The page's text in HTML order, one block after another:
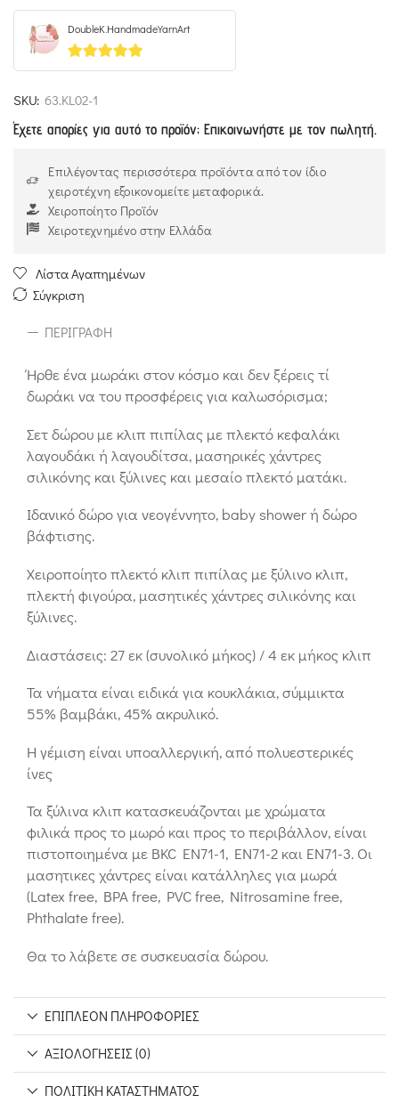
DoubleK.HandmadeYarnArt
5out of 5
SKU: 63.ΚL02-1
Έχετε απορίες για αυτό το προϊόν; Επικοινωνήστε με τον πωλητή.
Επιλέγοντας περισσότερα προϊόντα από τον ίδιο
χειροτέχνη εξοικονομείτε μεταφορικά.
Χειροποίητο Προϊόν
Χειροτεχνημένο στην Ελλάδα
Λίστα Αγαπημένων
Σύγκριση
ΠΕΡΙΓΡΑΦΉ
Ήρθε ένα μωράκι στον κόσμο και δεν ξέρεις τί
δωράκι να του προσφέρεις για καλωσόρισμα;
Σετ δώρου με κλιπ πιπίλας με πλεκτό κεφαλάκι
λαγουδάκι ή λαγουδίτσα, μασηρικές χάντρες
σιλικόνης και ξύλινες και μεσαίο πλεκτό ματάκι.
Ιδανικό δώρο για νεογέννητο, baby shower ή δώρο
βάφτισης.
Χειροποίητο πλεκτό κλιπ πιπίλας με ξύλινο κλιπ,
πλεκτή φιγούρα, μασητικές χάντρες σιλικόνης και
ξύλινες.
Διαστάσεις: 27 εκ (συνολικό μήκος) / 4 εκ μήκος κλιπ
Τα νήματα είναι ειδικά για κουκλάκια, σύμμικτα
55% βαμβάκι, 45% ακρυλικό.
Η γέμιση είναι υποαλλεργική, από πολυεστερικές
ίνες
Τα ξύλινα κλιπ κατασκευάζονται με χρώματα
φιλικά προς το μωρό και προς το περιβάλλον, είναι
πιστοποιημένα με BKC EN71-1, EN71-2 και EN71-3. Οι
μασητικες χάντρες είναι κατάλληλες για μωρά
(Latex free, BPA free, PVC free, Nitrosamine free,
Phthalate free).
Θα το λάβετε σε συσκευασία δώρου.
ΕΠΙΠΛΈΟΝ ΠΛΗΡΟΦΟΡΊΕΣ
ΑΞΙΟΛΟΓΉΣΕΙΣ (0)
ΠΟΛΙΤΙΚΉ ΚΑΤΑΣΤΉΜΑΤΟΣ